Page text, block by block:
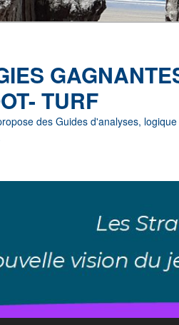
TURF
des Guides d'analyses,